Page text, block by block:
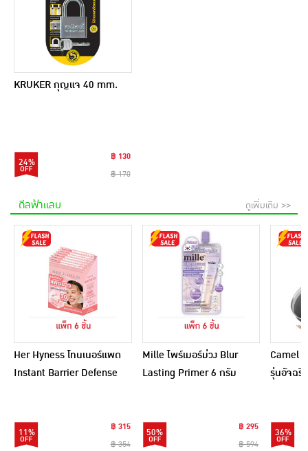
KRUKER กุญแจ 40 mm.
24%
฿ 130
฿ 170
ดีลฟ้าแลบ ดูเพิ่มเติม >>
Her Hyness โทนเนอร์แพด
Instant Barrier Defense
11%
฿ 315
฿ 354
Mille ไพร์เมอร์ม่วง Blur
Lasting Primer 6 กรัม
50%
฿ 295
฿ 594
Camel
รุ่นอัจฉริ
36%